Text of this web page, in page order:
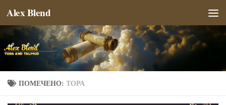
Перейти к содержимому
Alex Blend
ПОМЕЧЕНО: ТОРА